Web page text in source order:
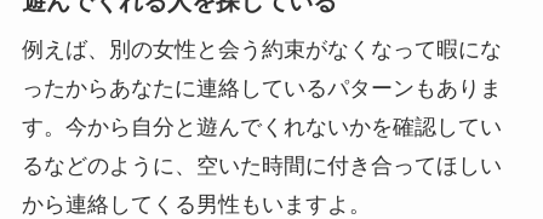
例えば、別の女性と会う約束がなくなって暇にな
ったからあなたに連絡しているパターンもありま
す。今から自分と遊んでくれないかを確認してい
るなどのように、空いた時間に付き合ってほしい
から連絡してくる男性もいますよ。